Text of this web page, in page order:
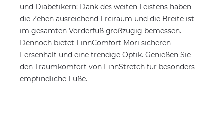
und Diabetikern: Dank des weiten Leistens haben
die Zehen ausreichend Freiraum und die Breite ist
im gesamten Vorderfuß großzügig bemessen.
Dennoch bietet FinnComfort Mori sicheren
Fersenhalt und eine trendige Optik. Genießen Sie
den Traumkomfort von FinnStretch für besonders
empfindliche Füße.